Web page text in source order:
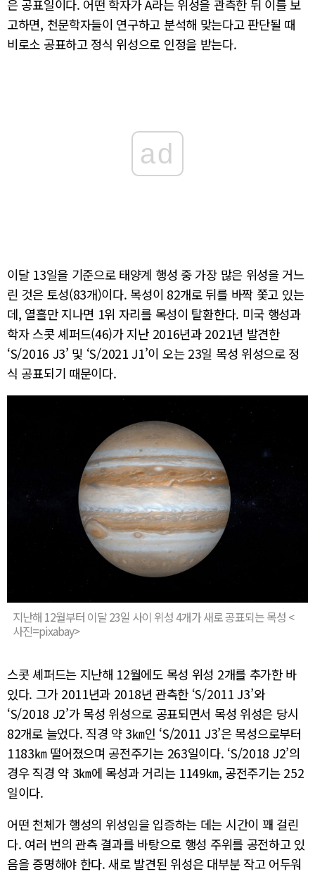
은 공표일이다. 어떤 학자가 A라는 위성을 관측한 뒤 이를 보
고하면, 천문학자들이 연구하고 분석해 맞는다고 판단될 때
비로소 공표하고 정식 위성으로 인정을 받는다.
ad
이달 13일을 기준으로 태양계 행성 중 가장 많은 위성을 거느
린 것은 토성(83개)이다. 목성이 82개로 뒤를 바짝 쫓고 있는
데, 열흘만 지나면 1위 자리를 목성이 탈환한다. 미국 행성과
학자 스콧 셰퍼드(46)가 지난 2016년과 2021년 발견한
‘S/2016 J3’ 및 ‘S/2021 J1’이 오는 23일 목성 위성으로 정
식 공표되기 때문이다.
지난해 12월부터 이달 23일 사이 위성 4개가 새로 공표되는 목성 <
사진=pixabay>
스콧 셰퍼드는 지난해 12월에도 목성 위성 2개를 추가한 바
있다. 그가 2011년과 2018년 관측한 ‘S/2011 J3’와
‘S/2018 J2’가 목성 위성으로 공표되면서 목성 위성은 당시
82개로 늘었다. 직경 약 3㎞인 ‘S/2011 J3’은 목성으로부터
1183㎞ 떨어졌으며 공전주기는 263일이다. ‘S/2018 J2’의
경우 직경 약 3㎞에 목성과 거리는 1149㎞, 공전주기는 252
일이다.
어떤 천체가 행성의 위성임을 입증하는 데는 시간이 꽤 걸린
다. 여러 번의 관측 결과를 바탕으로 행성 주위를 공전하고 있
음을 증명해야 한다. 새로 발견된 위성은 대부분 작고 어두워